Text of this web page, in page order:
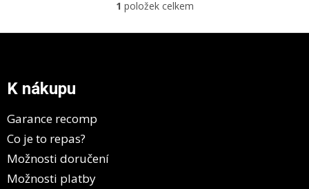
O
l
1 položek celkem
K nákupu
Garance recomp
Co je to repas?
Možnosti doručení
Možnosti platby